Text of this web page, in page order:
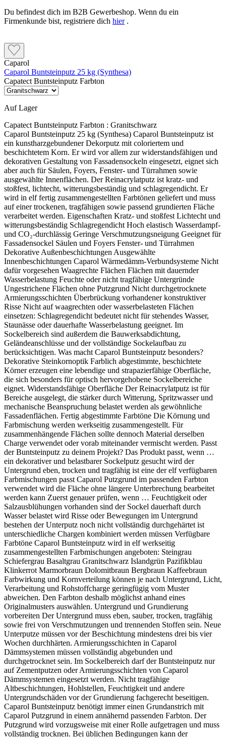
Du befindest dich im B2B Gewerbeshop. Wenn du ein
Firmenkunde bist, registriere dich hier.
Caparol
Caparol Buntsteinputz 25 kg (Synthesa)
Capatect Buntsteinputz Farbton
Auf Lager
Capatect Buntsteinputz Farbton : Granitschwarz
Caparol Buntsteinputz 25 kg (Synthesa) Caparol Buntsteinputz ist
ein kunstharzgebundener Dekorputz mit coloriertem und
beschichtetem Korn. Er wird vor allem zur widerstandsfähigen und
dekorativen Gestaltung von Fassadensockeln eingesetzt, eignet sich
aber auch für Säulen, Foyers, Fenster- und Türrahmen sowie
ausgewählte Innenflächen. Der Reinacrylatputz ist kratz- und
stoßfest, lichtecht, witterungsbeständig und schlagregendicht. Er
wird in elf fertig zusammengestellten Farbtönen geliefert und muss
auf einer trockenen, tragfähigen sowie passend grundierten Fläche
verarbeitet werden. Eigenschaften Kratz- und stoßfest Lichtecht und
witterungsbeständig Schlagregendicht Hoch elastisch Wasserdampf-
und CO₂-durchlässig Geringe Verschmutzungsneigung Geeignet für
Fassadensockel Säulen und Foyers Fenster- und Türrahmen
Dekorative Außenbeschichtungen Ausgewählte
Innenbeschichtungen Caparol Wärmedämm-Verbundsysteme Nicht
dafür vorgesehen Waagrechte Flächen Flächen mit dauernder
Wasserbelastung Feuchte oder nicht tragfähige Untergründe
Ungestrichene Flächen ohne Putzgrund Nicht durchgetrocknete
Armierungsschichten Überbrückung vorhandener konstruktiver
Risse Nicht auf waagrechten oder wasserbelasteten Flächen
einsetzen: Schlagregendicht bedeutet nicht für stehendes Wasser,
Staunässe oder dauerhafte Wasserbelastung geeignet. Im
Sockelbereich sind außerdem die Bauwerksabdichtung,
Geländeanschlüsse und der vollständige Sockelaufbau zu
berücksichtigen. Was macht Caparol Buntsteinputz besonders?
Dekorative Steinkornoptik Farblich abgestimmte, beschichtete
Körner erzeugen eine lebendige und strapazierfähige Oberfläche,
die sich besonders für optisch hervorgehobene Sockelbereiche
eignet. Widerstandsfähige Oberfläche Der Reinacrylatputz ist für
Bereiche ausgelegt, die stärker durch Witterung, Spritzwasser und
mechanische Beanspruchung belastet werden als gewöhnliche
Fassadenflächen. Fertig abgestimmte Farbtöne Die Körnung und
Farbmischung werden werkseitig zusammengestellt. Für
zusammenhängende Flächen sollte dennoch Material derselben
Charge verwendet oder vorab miteinander vermischt werden. Passt
der Buntsteinputz zu deinem Projekt? Das Produkt passt, wenn …
ein dekorativer und belastbarer Sockelputz gesucht wird der
Untergrund eben, trocken und tragfähig ist eine der elf verfügbaren
Farbmischungen passt Caparol Putzgrund im passenden Farbton
verwendet wird die Fläche ohne längere Unterbrechung bearbeitet
werden kann Zuerst genauer prüfen, wenn … Feuchtigkeit oder
Salzausblühungen vorhanden sind der Sockel dauerhaft durch
Wasser belastet wird Risse oder Bewegungen im Untergrund
bestehen der Unterputz noch nicht vollständig durchgehärtet ist
unterschiedliche Chargen kombiniert werden müssen Verfügbare
Farbtöne Caparol Buntsteinputz wird in elf werkseitig
zusammengestellten Farbmischungen angeboten: Steingrau
Schiefergrau Basaltgrau Granitschwarz Islandgrün Pazifikblau
Klinkerrot Marmorbraun Dolomitbraun Bergbraun Kaffeebraun
Farbwirkung und Kornverteilung können je nach Untergrund, Licht,
Verarbeitung und Rohstoffcharge geringfügig vom Muster
abweichen. Den Farbton deshalb möglichst anhand eines
Originalmusters auswählen. Untergrund und Grundierung
vorbereiten Der Untergrund muss eben, sauber, trocken, tragfähig
sowie frei von Verschmutzungen und trennenden Stoffen sein. Neue
Unterputze müssen vor der Beschichtung mindestens drei bis vier
Wochen durchhärten. Armierungsschichten in Caparol
Dämmsystemen müssen vollständig abgebunden und
durchgetrocknet sein. Im Sockelbereich darf der Buntsteinputz nur
auf Zementputzen oder Armierungsschichten von Caparol
Dämmsystemen eingesetzt werden. Nicht tragfähige
Altbeschichtungen, Hohlstellen, Feuchtigkeit und andere
Untergrundschäden vor der Grundierung fachgerecht beseitigen.
Caparol Buntsteinputz benötigt immer einen Grundanstrich mit
Caparol Putzgrund in einem annähernd passenden Farbton. Der
Putzgrund wird vorzugsweise mit einer Rolle aufgetragen und muss
vollständig trocknen. Bei üblichen Bedingungen kann der